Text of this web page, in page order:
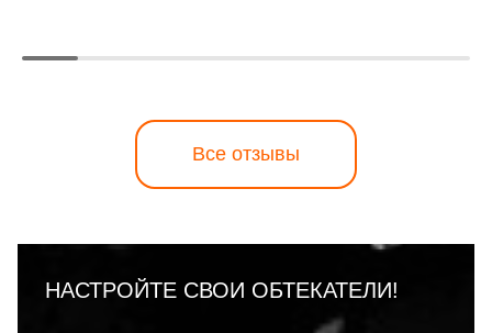
Все отзывы
НАСТРОЙТЕ СВОИ ОБТЕКАТЕЛИ!